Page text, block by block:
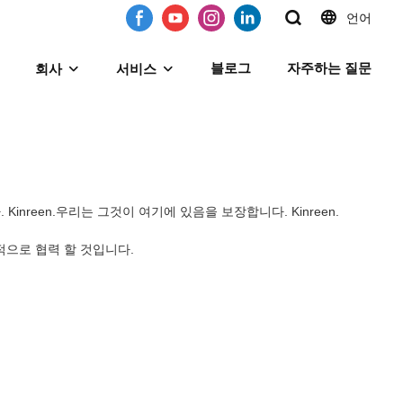
언어
회사 서비스 블로그 자주하는 질문
우리는 그것이 여기에 있음을 보장합니다. Kinreen.
으로 협력 할 것입니다.